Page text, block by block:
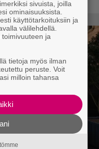
sivuista, joilla
ominaisuuksista.
käyttötarkoituksiin ja
välilehdellä.
ja
tietoja myös ilman
peruste. Voit
milloin tahansa